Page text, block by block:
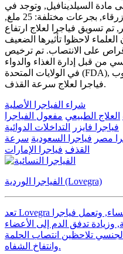
مادة السيلدينافيل, وتوجد في
الأسواق على شكل أقراص فياجرا زرقاء, بجرعات مختلفة: 25 ملغ,
الأمر, تم تسويق فياجرا لعلاج ارتفاع
لاحظوا تأثيرها الضعيف
على الانتصاب. تم ترخيص
من قبل إدارة الغذاء والدواء
في الولايات المتحدة (FDA), وفي بعض الحالات, تستخدم حبوب
فياجرا لعلاج سرعة القذف.
شراء الفياجرا الأصلية
العلاج الطبيعي مفعول الفياجرا
فياجرا فايزر
التداخلات الدوائية
مصر فياجرا السعودية سرعة
القذف فياجرا الإمارات
الفياجرا الوردية (Lovegra)
تعد Lovegra من أفضل الحبوب مثيرة للشهوة للنساء, وتعمل فياجرا
وزيادة تدفق الدم إلى الأعضاء
تلاحظين انتصاب الحلمة
وانتفاخ الشفاه.